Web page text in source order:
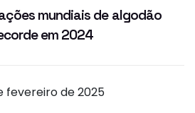
mundiais de algodão
em 2024
fevereiro de 2025